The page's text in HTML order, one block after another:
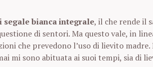
bianca integrale, il che rende il
di sentori. Ma questo vale, in
che prevedono l’uso di lievito
mi sono abituata ai suoi tempi, sia di